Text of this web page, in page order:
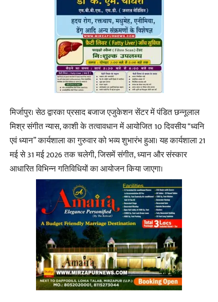
मिर्जापुर। सेठ द्वारका प्रसाद बजाज एजुकेशन सेंटर में पंडित छन्नूलाल
मिश्र संगीत न्यास, काशी के तत्वावधान में आयोजित 10 दिवसीय “ध्वनि
एवं ध्यान” कार्यशाला का गुरुवार को भव्य शुभारंभ हुआ। यह कार्यशाला 21
मई से 31 मई 2026 तक चलेगी, जिसमें संगीत, ध्यान और संस्कार
आधारित विभिन्न गतिविधियों का आयोजन किया जाएगा।